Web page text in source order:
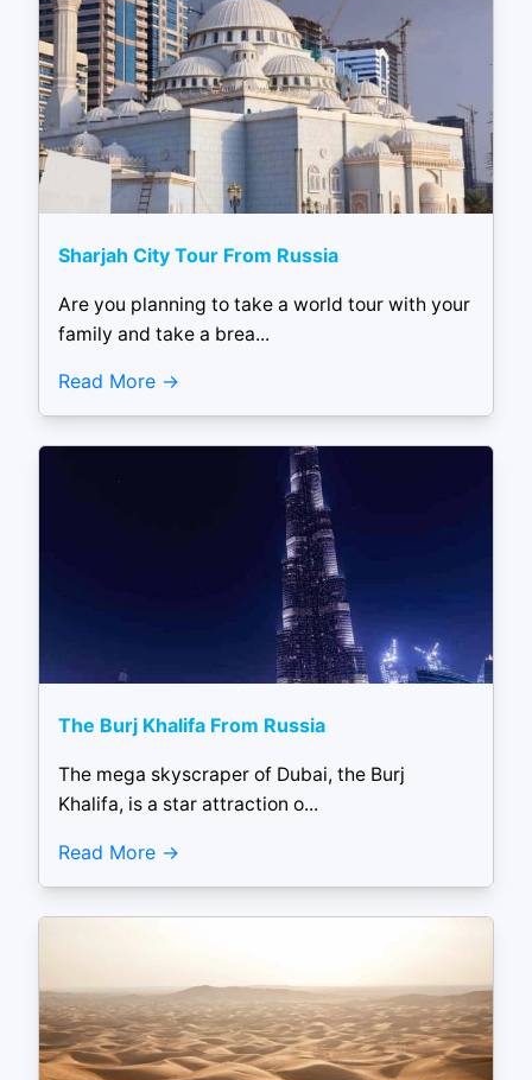
Sharjah City Tour From Russia
Are you planning to take a world tour with your
family and take a brea...
Read More
The Burj Khalifa From Russia
The mega skyscraper of Dubai, the Burj
Khalifa, is a star attraction o...
Read More